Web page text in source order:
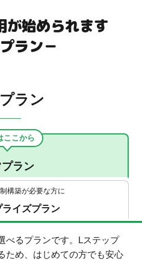
が始められます
ラン－
ラン
ここから
ラン
構築が必要な方に
ライズプラン
べるプランです。Lステップ
ため、はじめての方でも安心